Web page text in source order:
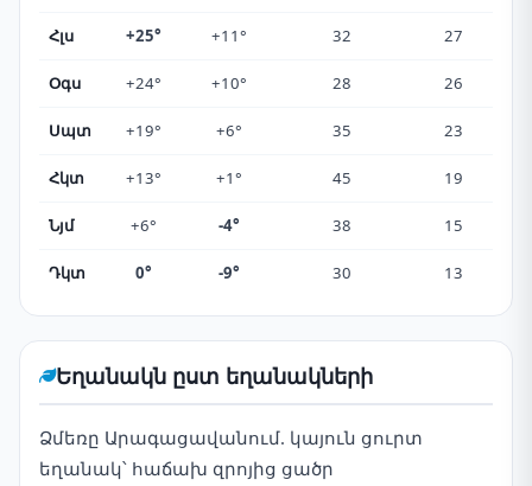
Հլս +25° +11° 32 27
Օգս +24° +10° 28 26
Սպտ +19° +6° 35 23
Հկտ +13° +1° 45 19
Նյմ +6° -4° 38 15
Դկտ 0° -9° 30 13
Եղանակն ըստ եղանակների
Ձմեռը Արագացավանում. կայուն ցուրտ
եղանակ՝ հաճախ զրոյից ցածր